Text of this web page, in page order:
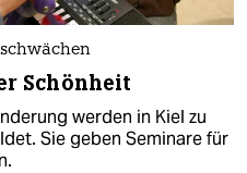
Schönheit
werden in Kiel zu
Sie geben Seminare für